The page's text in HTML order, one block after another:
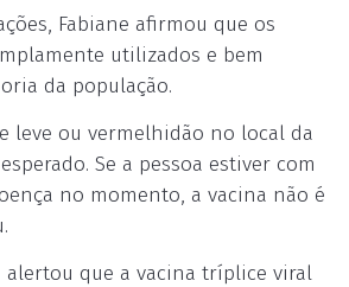
Fabiane afirmou que os
utilizados e bem
da população.
leve ou vermelhidão no local da
Se a pessoa estiver com
no momento, a vacina não é
alertou que a vacina tríplice viral